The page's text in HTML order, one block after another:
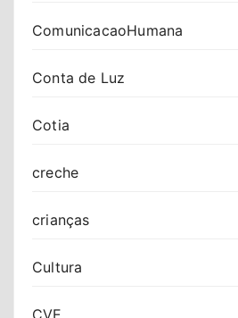
ComunicacaoHumana
Conta de Luz
Cotia
creche
crianças
Cultura
CVE